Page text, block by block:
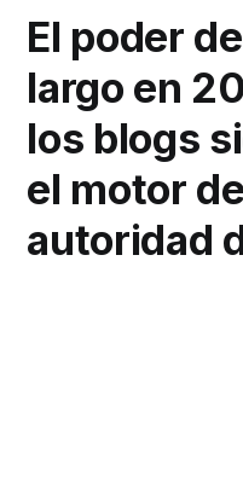
El poder
largo en
los blogs
el motor
autoridad